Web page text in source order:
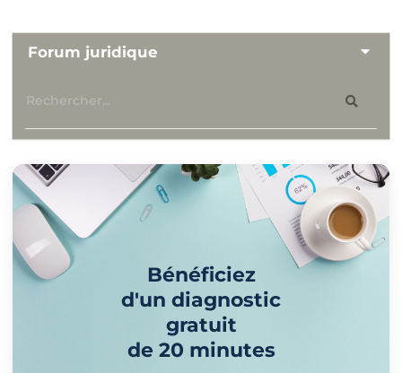
Forum juridique
Bénéficiez
d'un diagnostic
gratuit
de 20 minutes